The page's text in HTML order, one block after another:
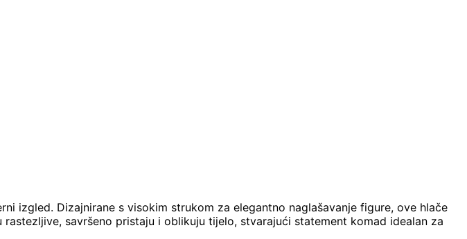
izgled. Dizajnirane s visokim strukom za elegantno naglašavanje figure, ove hlače
savršeno pristaju i oblikuju tijelo, stvarajući statement komad idealan za